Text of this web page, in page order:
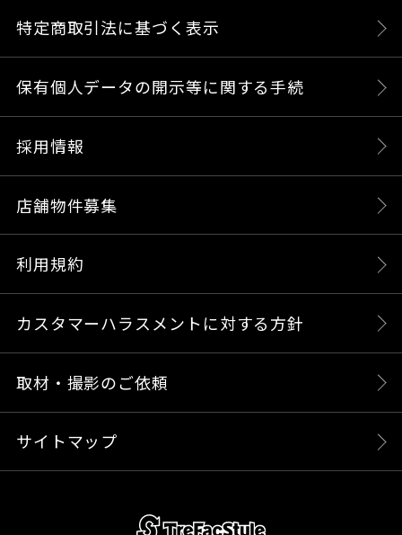
特定商取引法に基づく表示
保有個人データの開示等に関する手続
採用情報
店舗物件募集
利用規約
カスタマーハラスメントに対する方針
取材・撮影のご依頼
サイトマップ